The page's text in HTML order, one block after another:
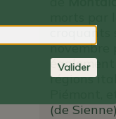
morts par
novembre
régions
Piémont,
(de
Valider